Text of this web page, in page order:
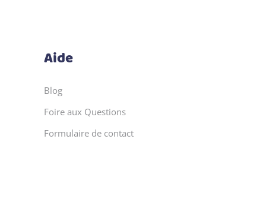
Aide
Blog
Foire aux Questions
Formulaire de contact